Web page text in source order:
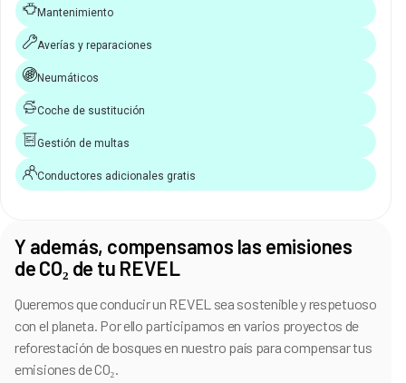
Mantenimiento
Averías y reparaciones
Neumáticos
Coche de sustitución
Gestión de multas
Conductores adicionales gratis
Y además, compensamos las emisiones
de CO₂ de tu REVEL
Queremos que conducir un REVEL sea sostenible y respetuoso
con el planeta. Por ello participamos en varios proyectos de
reforestación de bosques en nuestro país para compensar tus
emisiones de CO₂.